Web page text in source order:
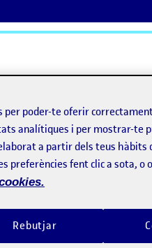
per poder-te oferir
analítiques i per mostrar-te
a partir dels teus hàbits
preferències fent clic a sota, o
Rebutjar